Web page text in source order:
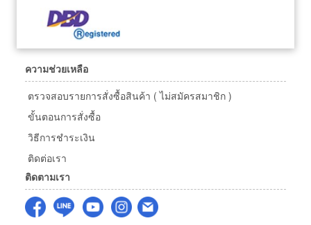
ความช่วยเหลือ
ตรวจสอบรายการสั่งซื้อสินค้า ( ไม่สมัครสมาชิก )
ขั้นตอนการสั่งซื้อ
วิธีการชำระเงิน
ติดต่อเรา
ติดตามเรา